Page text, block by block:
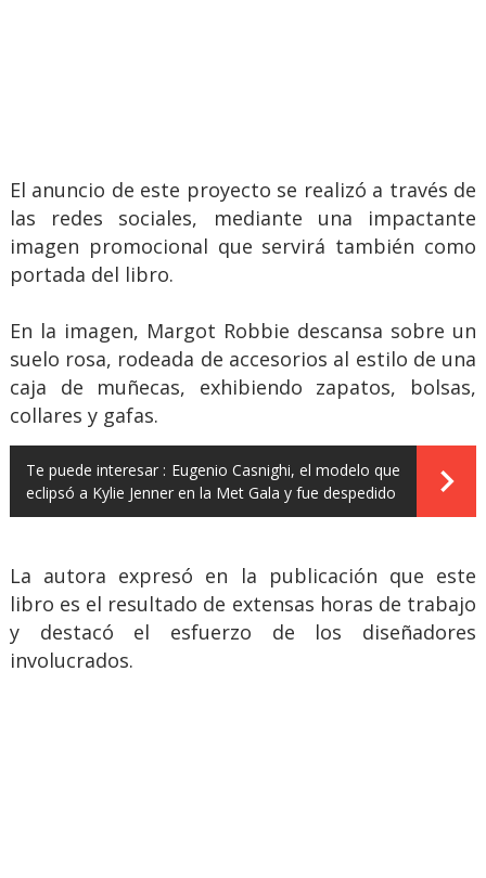
El anuncio de este proyecto se realizó a través de
las redes sociales, mediante una impactante
imagen promocional que servirá también como
portada del libro.
En la imagen, Margot Robbie descansa sobre un
suelo rosa, rodeada de accesorios al estilo de una
caja de muñecas, exhibiendo zapatos, bolsas,
collares y gafas.
Te puede interesar : Eugenio Casnighi, el modelo que
eclipsó a Kylie Jenner en la Met Gala y fue despedido
La autora expresó en la publicación que este
libro es el resultado de extensas horas de trabajo
y destacó el esfuerzo de los diseñadores
involucrados.